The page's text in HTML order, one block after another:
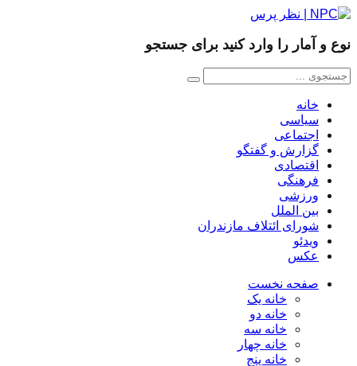
نوع و آمار را وارد کنید برای جستجو
خانه
سیاسی
اجتماعی
گزارش و گفتگو
اقتصادی
فرهنگی
ورزشی
بین الملل
شورای ائتلاف مازندران
ویدئو
عکس
صفحه نخست
خانه یک
خانه دو
خانه سه
خانه چهار
خانه پنج